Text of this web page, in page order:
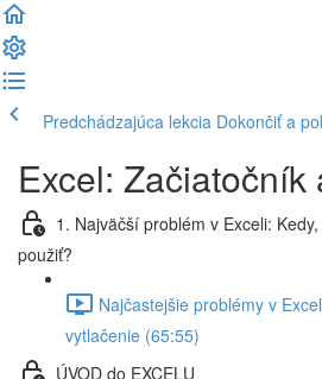
Predchádzajúca lekcia Dokončiť a
Excel: Začiatočník
1. Najväčší problém v Exceli:
použiť?
Najčastejšie problémy v
vytlačenie (65:55)
ÚVOD do EXCELU